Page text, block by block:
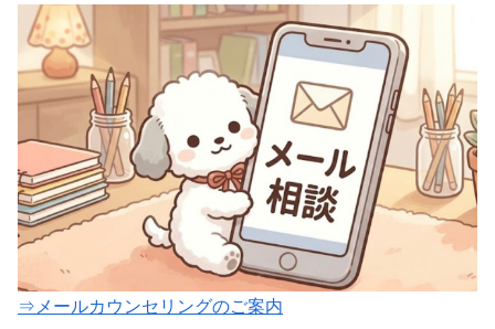
⇒メールカウンセリングのご案内